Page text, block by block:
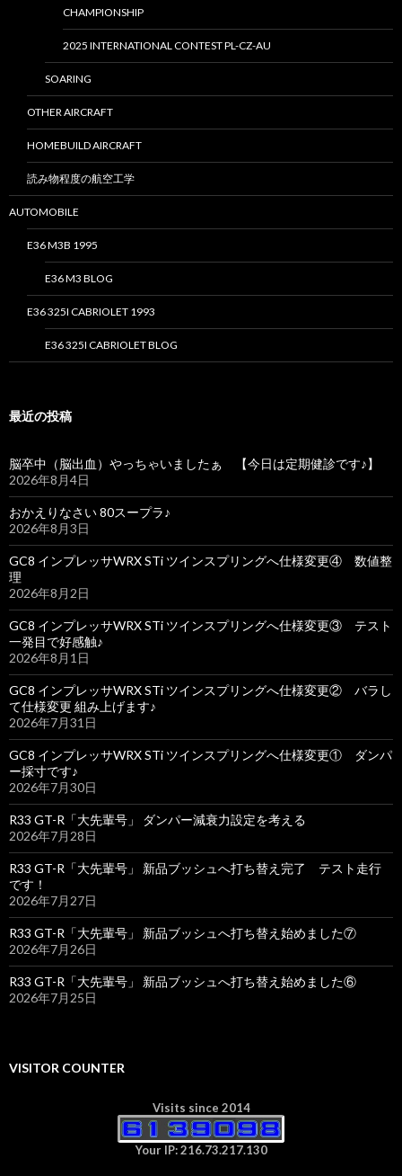
CHAMPIONSHIP
2025 INTERNATIONAL CONTEST PL-CZ-AU
SOARING
OTHER AIRCRAFT
HOMEBUILD AIRCRAFT
読み物程度の航空工学
AUTOMOBILE
E36 M3B 1995
E36 M3 BLOG
E36 325I CABRIOLET 1993
E36 325I CABRIOLET BLOG
最近の投稿
脳卒中（脳出血）やっちゃいましたぁ 【今日は定期健診です♪】
2026年8月4日
おかえりなさい 80スープラ♪
2026年8月3日
GC8 インプレッサWRX STi ツインスプリングへ仕様変更④ 数値整
理
2026年8月2日
GC8 インプレッサWRX STi ツインスプリングへ仕様変更③ テスト
一発目で好感触♪
2026年8月1日
GC8 インプレッサWRX STi ツインスプリングへ仕様変更② バラし
て仕様変更 組み上げます♪
2026年7月31日
GC8 インプレッサWRX STi ツインスプリングへ仕様変更① ダンパ
ー採寸です♪
2026年7月30日
R33 GT-R「大先輩号」 ダンパー減衰力設定を考える
2026年7月28日
R33 GT-R「大先輩号」 新品ブッシュへ打ち替え完了 テスト走行
です！
2026年7月27日
R33 GT-R「大先輩号」 新品ブッシュへ打ち替え始めました⑦
2026年7月26日
R33 GT-R「大先輩号」 新品ブッシュへ打ち替え始めました⑥
2026年7月25日
VISITOR COUNTER
Visits since 2014
Your IP: 216.73.217.130